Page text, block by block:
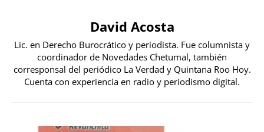
David Acosta
Lic. en Derecho Burocrático y periodista. Fue columnista y
coordinador de Novedades Chetumal, también
corresponsal del periódico La Verdad y Quintana Roo Hoy.
Cuenta con experiencia en radio y periodismo digital.